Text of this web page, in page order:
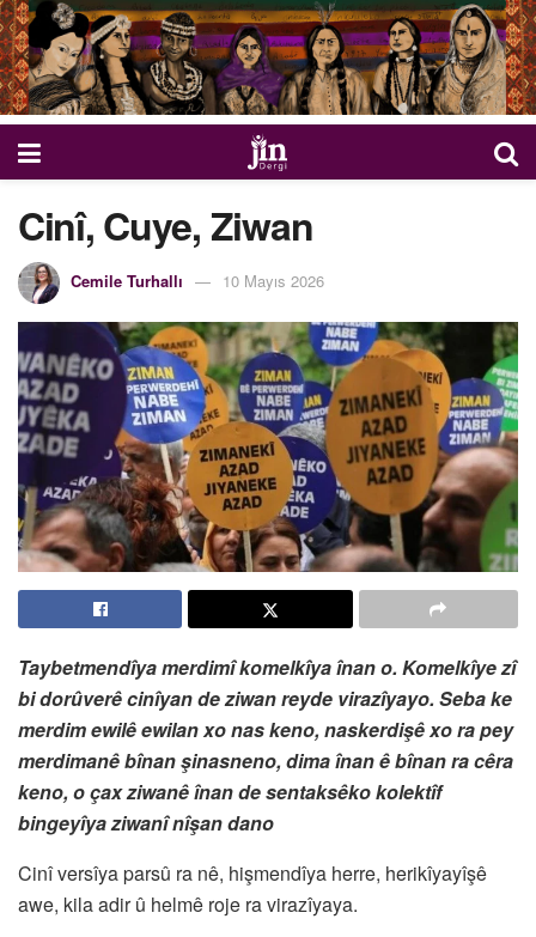
Cinî, Cuye, Ziwan
Cemile Turhallı 10 Mayıs 2026
Taybetmendîya merdimî komelkîya înan o. Komelkîye zî
bi dorûverê cinîyan de ziwan reyde virazîyayo. Seba ke
merdim ewilê ewilan xo nas keno, naskerdişê xo ra pey
merdimanê bînan şinasneno, dima înan ê bînan ra cêra
keno, o çax ziwanê înan de sentaksêko kolektîf
bingeyîya ziwanî nîşan dano
Cinî versîya parsû ra nê, hişmendîya herre, herikîyayîşê
awe, kila adir û helmê roje ra virazîyaya.